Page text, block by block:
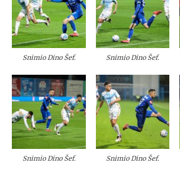
Snimio Dino Šef. Snimio Dino Šef.
Snimio Dino Šef. Snimio Dino Šef.